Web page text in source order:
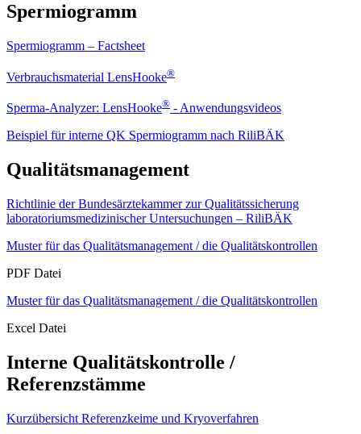
Spermiogramm
Spermiogramm – Factsheet
Verbrauchsmaterial LensHooke®
Sperma-Analyzer: LensHooke® - Anwendungsvideos
Beispiel für interne QK Spermiogramm nach RiliBÄK
Qualitätsmanagement
Richtlinie der Bundesärztekammer zur Qualitätssicherung
laboratoriumsmedizinischer Untersuchungen – RiliBÄK
Muster für das Qualitätsmanagement / die Qualitätskontrollen
PDF Datei
Muster für das Qualitätsmanagement / die Qualitätskontrollen
Excel Datei
Interne Qualitätskontrolle /
Referenzstämme
Kurzübersicht Referenzkeime und Kryoverfahren